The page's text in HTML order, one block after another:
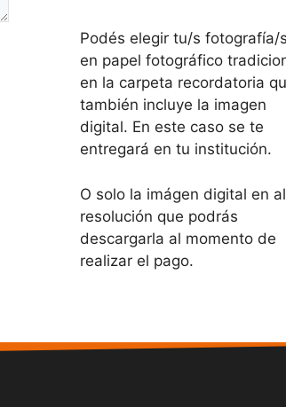
Podés elegir tu/s fotografía/s
en papel fotográfico
en la carpeta recordatoria
también incluye la imagen
digital. En este caso se te
entregará en tu institución.
O solo la imágen digital en
resolución que podrás
descargarla al momento de
realizar el pago.